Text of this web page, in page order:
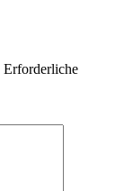
Erforderliche